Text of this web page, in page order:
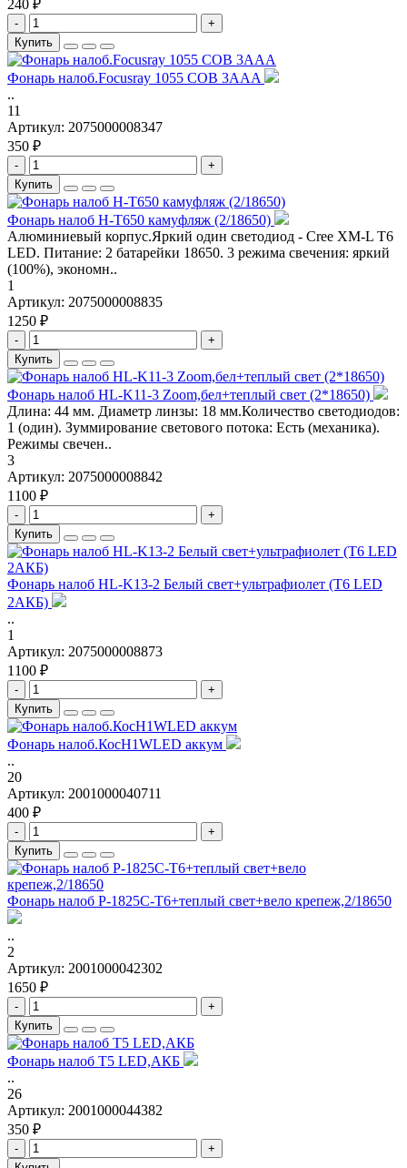
240 ₽
-
+
Купить
Фонарь налоб.Focusray 1055 COB 3AAA
..
11
Артикул: 2075000008347
350 ₽
-
+
Купить
Фонарь налоб H-T650 камуфляж (2/18650)
Алюминиевый корпус.Яркий один светодиод - Cree XM-L T6
LED. Питание: 2 батарейки 18650. 3 режима свечения: яркий
(100%), экономн..
1
Артикул: 2075000008835
1250 ₽
-
+
Купить
Фонарь налоб HL-K11-3 Zoom,бел+теплый свет (2*18650)
Длина: 44 мм. Диаметр линзы: 18 мм.Количество светодиодов:
1 (один). Зуммирование светового потока: Есть (механика).
Режимы свечен..
3
Артикул: 2075000008842
1100 ₽
-
+
Купить
Фонарь налоб HL-K13-2 Белый свет+ультрафиолет (T6 LED
2АКБ)
..
1
Артикул: 2075000008873
1100 ₽
-
+
Купить
Фонарь налоб.КосH1WLED аккум
..
20
Артикул: 2001000040711
400 ₽
-
+
Купить
Фонарь налоб P-1825C-T6+теплый свет+вело крепеж,2/18650
..
2
Артикул: 2001000042302
1650 ₽
-
+
Купить
Фонарь налоб T5 LED,АКБ
..
26
Артикул: 2001000044382
350 ₽
-
+